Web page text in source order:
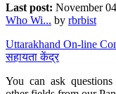
Last post: November
Who Wi... by rbrbist
Uttarakhand On-line
सहायता केंद्र
You can ask